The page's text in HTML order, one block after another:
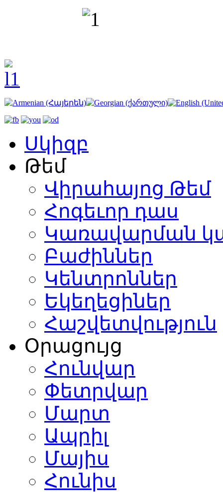
Սկիզբ
Թեմ
Վիրահայոց Թեմ
Հոգեւոր դաս
Կառավարման
Բաժիններ
Կենտրոններ
Եկեղեցիներ
Հաշվետվություն
Օրացույց
Հունվար
Փետրվար
Մարտ
Ապրիլ
Մայիս
Հունիս